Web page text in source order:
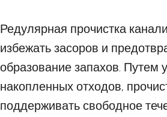
Редулярная прочистка
избежать засоров и
образование запахов. Путем
накопленных отходов,
поддерживать свободное